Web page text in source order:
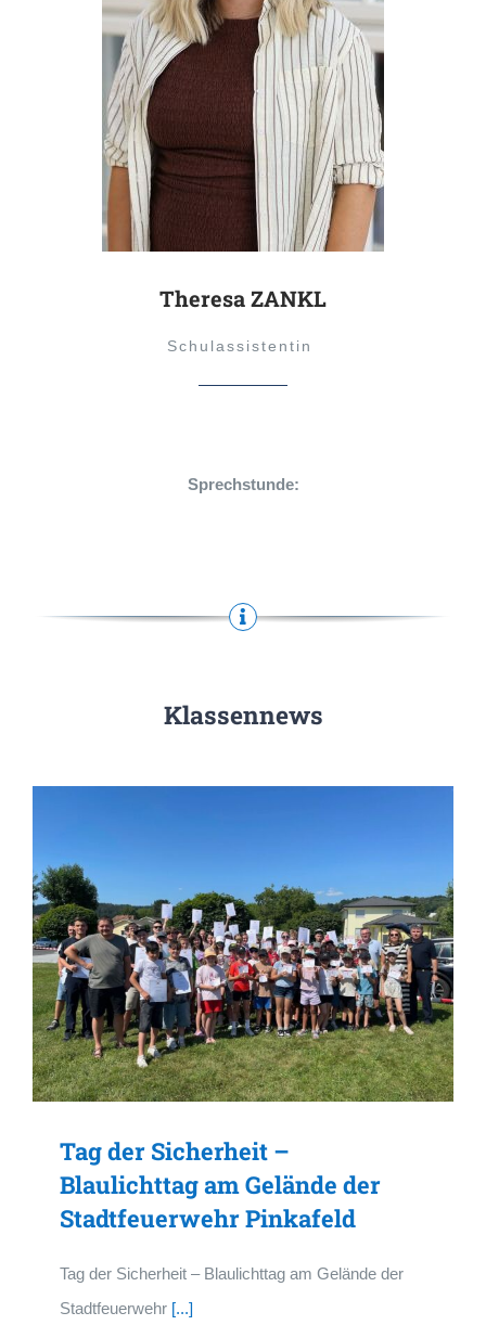
Theresa ZANKL
Schulassistentin
Sprechstunde:
Klassennews
Tag der Sicherheit –
Blaulichttag am Gelände der
Stadtfeuerwehr Pinkafeld
Tag der Sicherheit – Blaulichttag am Gelände der
Stadtfeuerwehr [...]